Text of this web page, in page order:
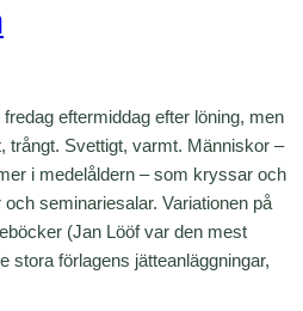
eftermiddag efter löning, men
trångt. Svettigt, varmt. Människor –
i medelåldern – som kryssar och
seminariesalar. Variationen på
(Jan Lööf var den mest
stora förlagens jätteanläggningar,